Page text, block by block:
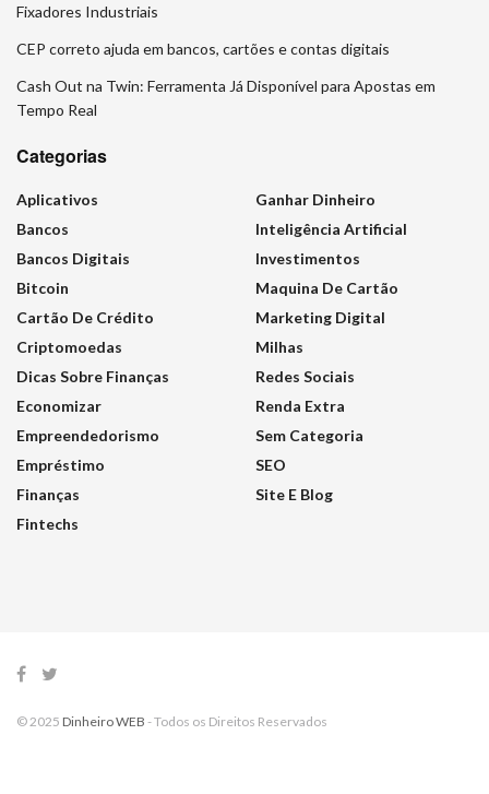
Fixadores Industriais
CEP correto ajuda em bancos, cartões e contas digitais
Cash Out na Twin: Ferramenta Já Disponível para Apostas em
Tempo Real
Categorias
Aplicativos
Bancos
Bancos Digitais
Bitcoin
Cartão De Crédito
Criptomoedas
Dicas Sobre Finanças
Economizar
Empreendedorismo
Empréstimo
Finanças
Fintechs
Ganhar Dinheiro
Inteligência Artificial
Investimentos
Maquina De Cartão
Marketing Digital
Milhas
Redes Sociais
Renda Extra
Sem Categoria
SEO
Site E Blog
© 2025 Dinheiro WEB - Todos os Direitos Reservados